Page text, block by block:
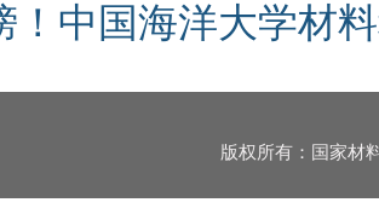
！中国海洋大学材
版权所有：国家材